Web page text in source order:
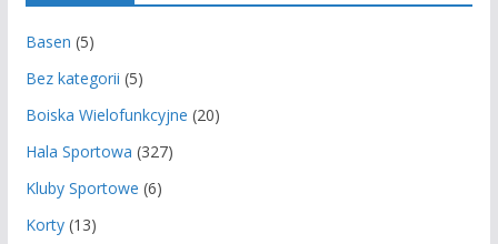
Basen (5)
Bez kategorii (5)
Boiska Wielofunkcyjne (20)
Hala Sportowa (327)
Kluby Sportowe (6)
Korty(13)